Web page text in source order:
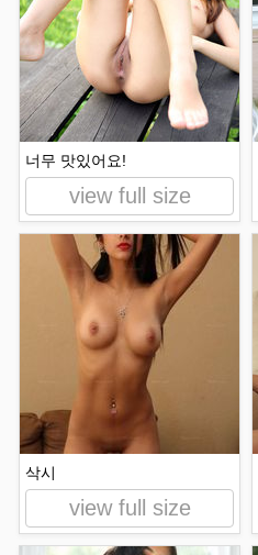
너무 맛있어요!
view full size
삭시
view full size